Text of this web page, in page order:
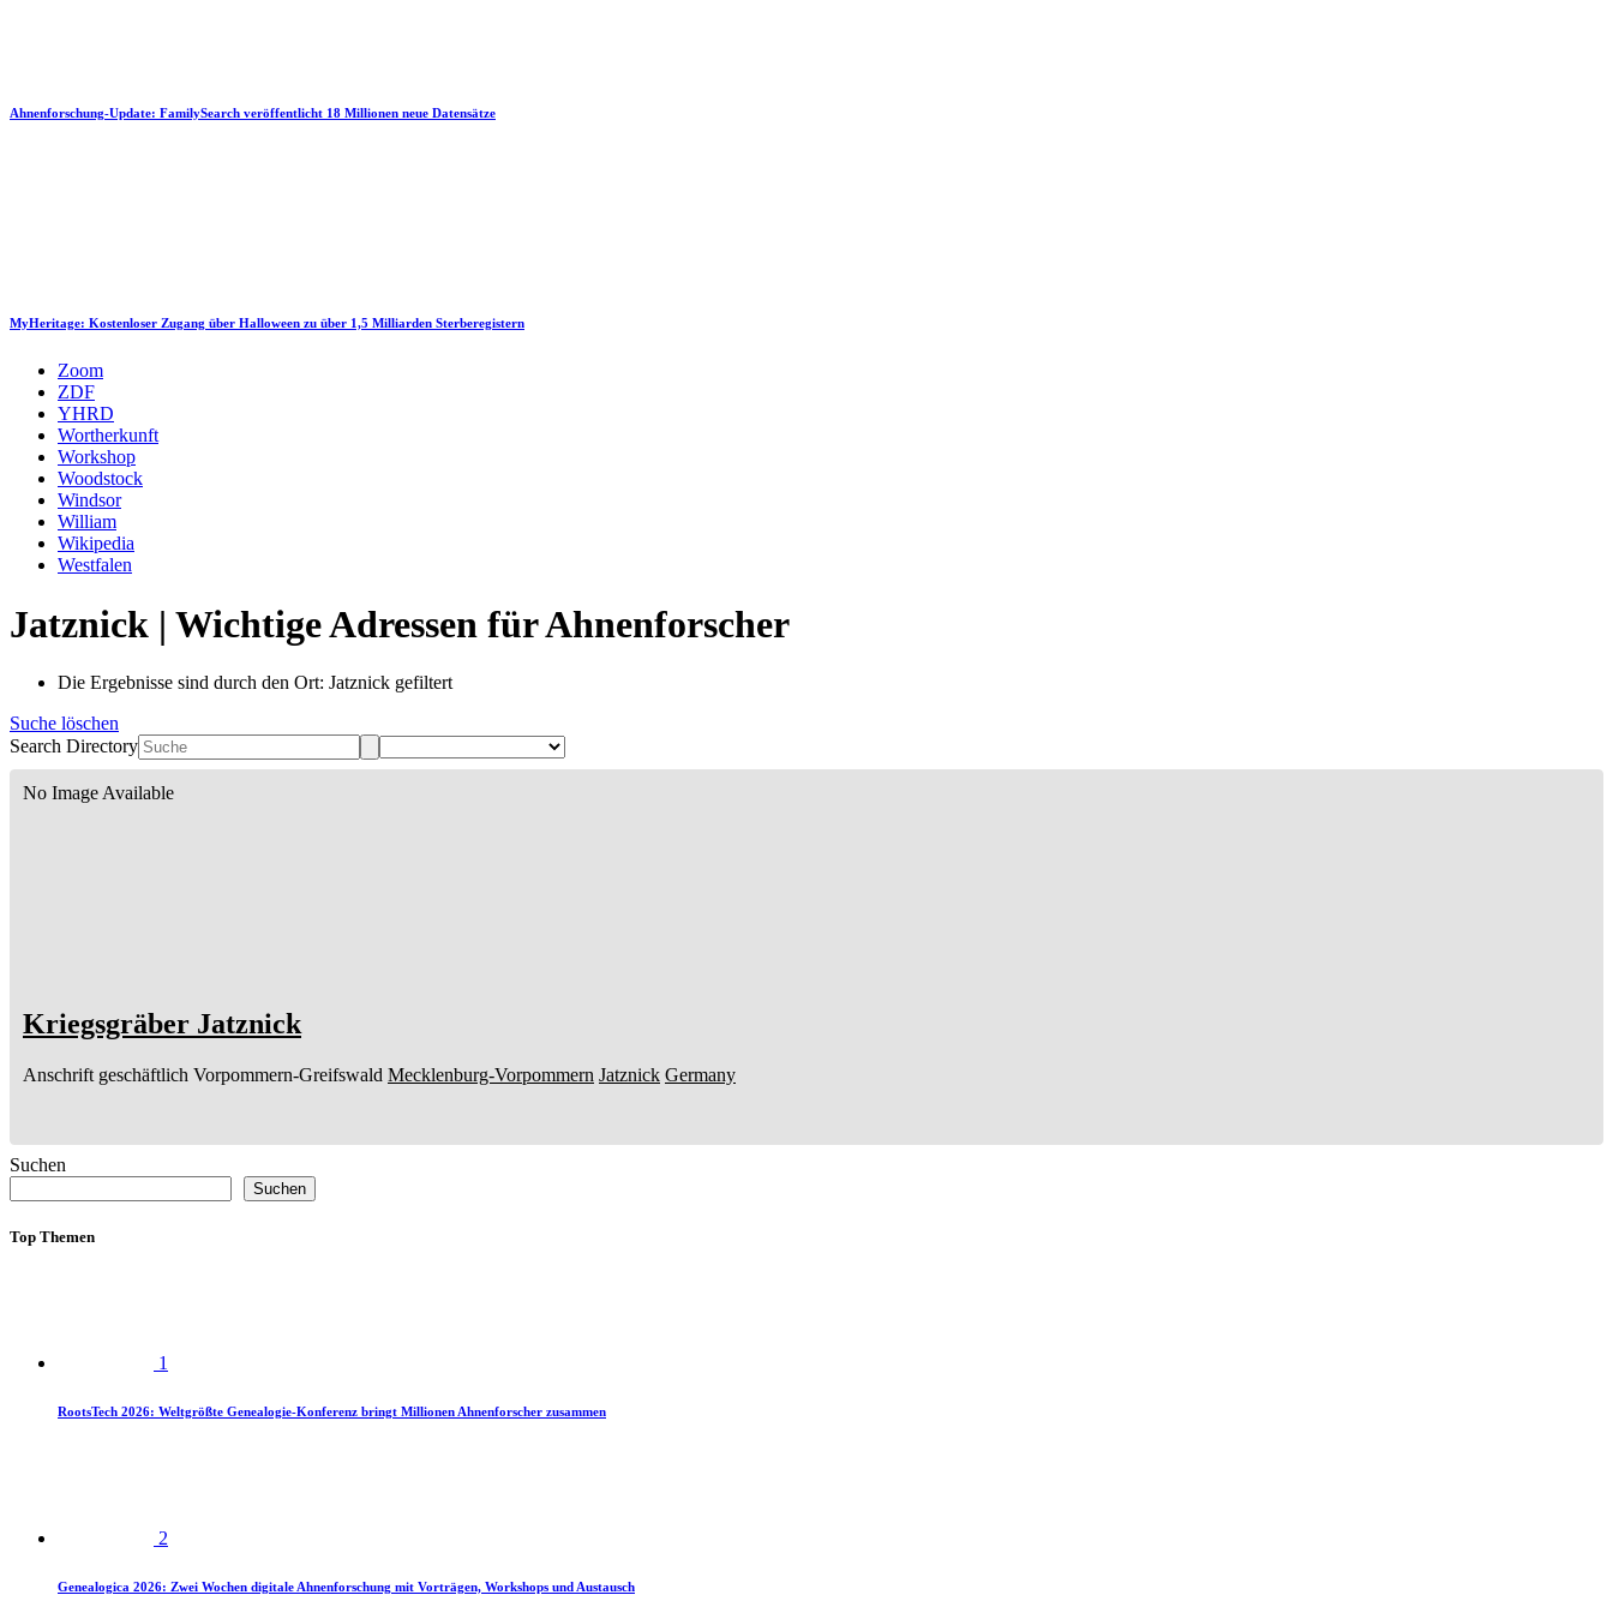
Ahnenforschung-Update: FamilySearch veröffentlicht 18 Millionen neue Datensätze
MyHeritage: Kostenloser Zugang über Halloween zu über 1,5 Milliarden Sterberegistern
Zoom
ZDF
YHRD
Wortherkunft
Workshop
Woodstock
Windsor
William
Wikipedia
Westfalen
Jatznick | Wichtige Adressen für Ahnenforscher
Die Ergebnisse sind durch den Ort: Jatznick gefiltert
Suche löschen
Search Directory
No Image Available
Kriegsgräber Jatznick
Anschrift geschäftlich Vorpommern-Greifswald Mecklenburg-Vorpommern Jatznick Germany
Suchen
Suchen
Top Themen
1
RootsTech 2026: Weltgrößte Genealogie-Konferenz bringt Millionen Ahnenforscher zusammen
2
Genealogica 2026: Zwei Wochen digitale Ahnenforschung mit Vorträgen, Workshops und Austausch